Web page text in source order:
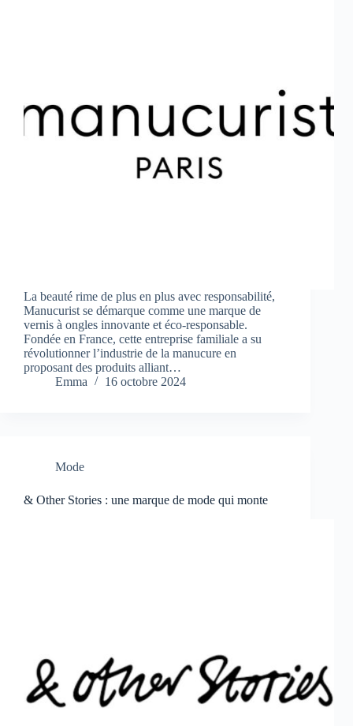
La beauté rime de plus en plus avec responsabilité,
Manucurist se démarque comme une marque de
vernis à ongles innovante et éco-responsable.
Fondée en France, cette entreprise familiale a su
révolutionner l’industrie de la manucure en
proposant des produits alliant…
Emma
16 octobre 2024
Mode
& Other Stories : une marque de mode qui monte